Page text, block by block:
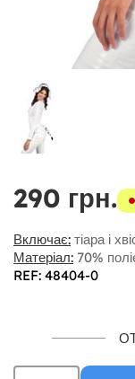
290 грн.
Включає: тіара і
Матеріал: 70%
REF: 48404-0